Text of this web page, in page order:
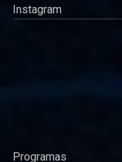
Instagram
Programas